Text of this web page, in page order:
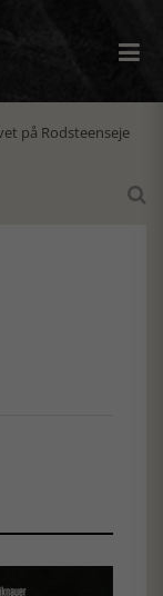
på Rodsteenseje
